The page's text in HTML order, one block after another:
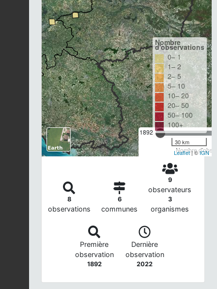
1892
Nombre
Nombre
d'observations
0– 1
1– 2
2– 5
5– 10
10– 20
20– 50
50– 100
100+
30 km
Leaflet| ©IGN
8
observations
6
communes
9
observateurs
3
organismes
Première
observation
1892
Dernière
observation
2022